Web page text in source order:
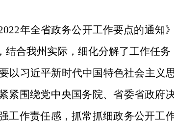
年全省政务公开工作要点的通知
合我州实际，细化分解了工作任务
以习近平新时代中国特色社会主义
紧围绕党中央国务院、省委省政府
工作责任感，抓常抓细政务公开工